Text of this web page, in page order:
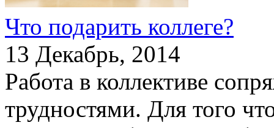
Что подарить коллеге?
13 Декабрь, 2014
Работа в коллективе
трудностями. Для того